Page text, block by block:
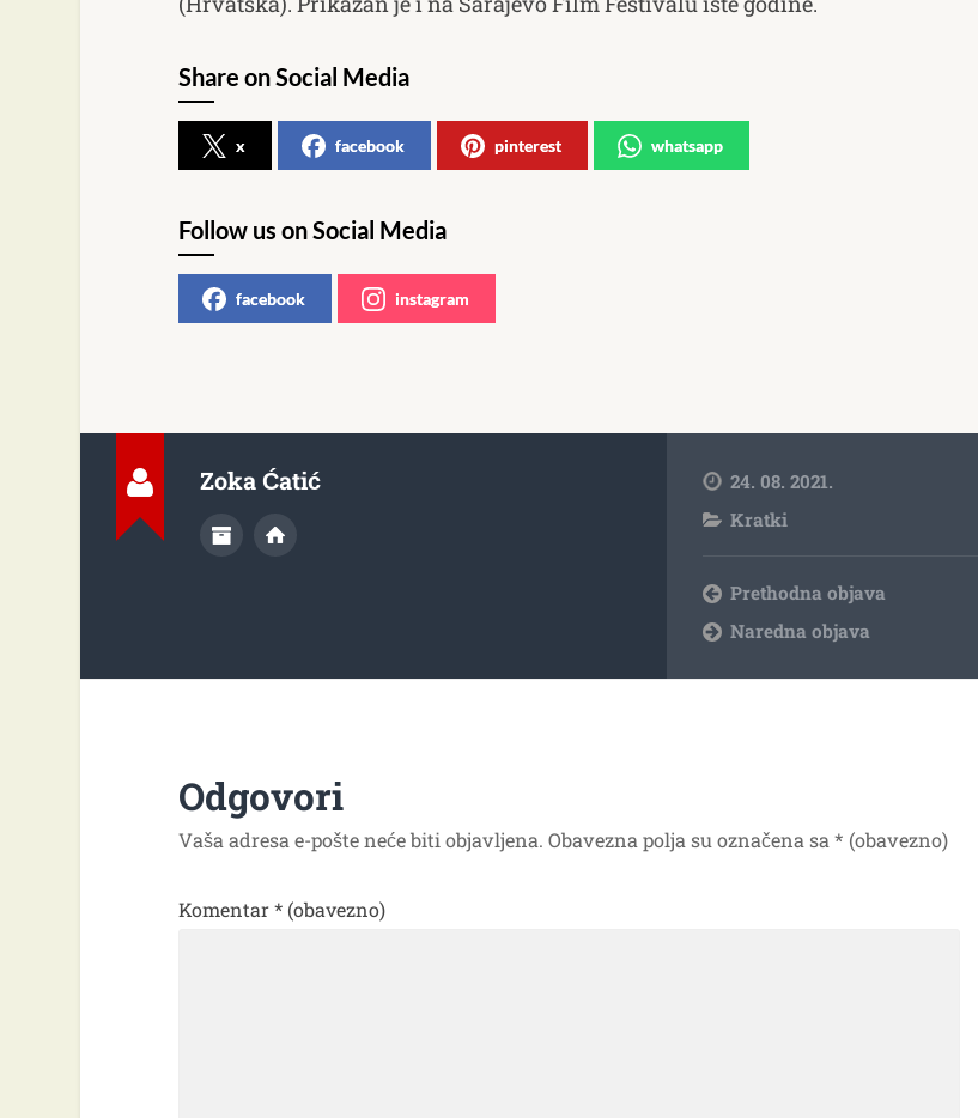
Share on Social Media
x facebook pinterest whatsapp
Follow us on Social Media
facebook instagram
Zoka Ćatić
24. 08. 2021.
Kratki
Prethodna objava
Naredna objava
Odgovori
Vaša adresa e-pošte neće biti objavljena. Obavezna polja su označena sa * (obavezno)
Komentar* (obavezno)